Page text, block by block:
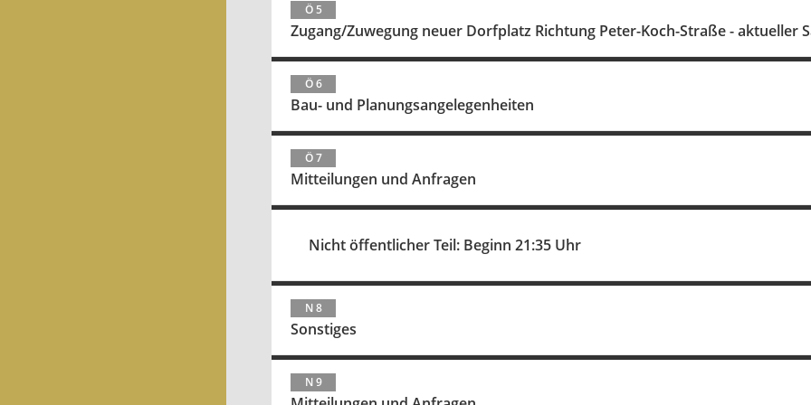
Ö 5
Zugang/Zuwegung neuer Dorfplatz Richtung Peter-Koch-Straße - aktueller
Ö 6
Bau- und Planungsangelegenheiten
Ö 7
Mitteilungen und Anfragen
Nicht öffentlicher Teil: Beginn 21:35 Uhr
N 8
Sonstiges
N 9